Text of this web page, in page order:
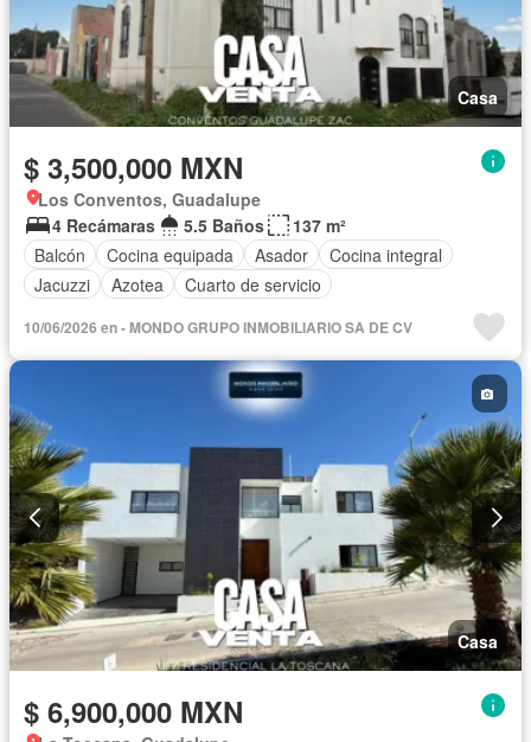
Casa
$ 3,500,000 MXN
Los Conventos, Guadalupe
4 Recámaras
5.5 Baños
137 m²
Balcón
Cocina equipada Asador
Cocina integral
Jacuzzi
Azotea Cuarto de servicio
10/06/2026 en - MONDO GRUPO INMOBILIARIO SA DE CV
Casa
$ 6,900,000 MXN